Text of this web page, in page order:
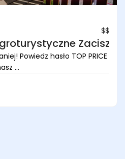
$$
Zacisze
Powiedz hasło TOP PRICE
...